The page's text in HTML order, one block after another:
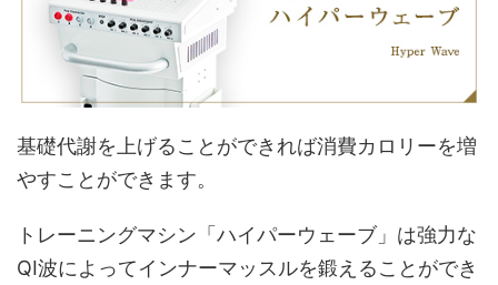
基礎代謝を上げることができれば消費カロリーを増
やすことができます。
トレーニングマシン「ハイパーウェーブ」は強力な
QI波によってインナーマッスルを鍛えることができ